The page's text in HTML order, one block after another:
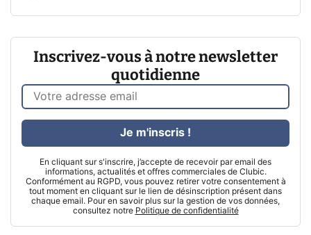
Inscrivez-vous à notre newsletter
quotidienne
En cliquant sur s'inscrire, j’accepte de recevoir par email des
informations, actualités et offres commerciales de Clubic.
Conformément au RGPD, vous pouvez retirer votre consentement à
tout moment en cliquant sur le lien de désinscription présent dans
chaque email. Pour en savoir plus sur la gestion de vos données,
consultez notre Politique de confidentialité
Je m'inscris !